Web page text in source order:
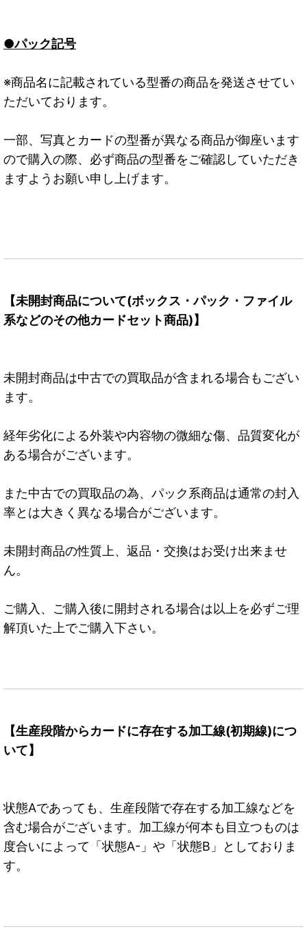
●パック記号
※商品名に記載されている型番の商品を発送させてい
ただいております。
一部、写真とカードの型番が異なる商品が御座います
ので購入の際、必ず商品の型番をご確認していただき
ますようお願い申し上げます。
【未開封商品について(ボックス・パック・ファイル
系などのその他カードセット商品)】
未開封商品は中古での買取品が含まれる場合もござい
ます。
経年劣化による外装や内容物の微細な傷、品質変化が
ある場合がございます。
また中古での買取品の為、パック系商品は通常の封入
率とは大きく異なる場合がございます。
未開封商品の性質上、返品・交換はお受け出来ませ
ん。
ご購入、ご購入後に開封される場合は以上を必ずご理
解頂いた上でご購入下さい。
【生産段階からカードに存在する加工線(初期線)につ
いて】
状態Aであっても、生産段階で存在する加工線などを
含む場合がございます。加工線が何本も目立つものは
度合いによって「状態A-」や「状態B」としておりま
す。